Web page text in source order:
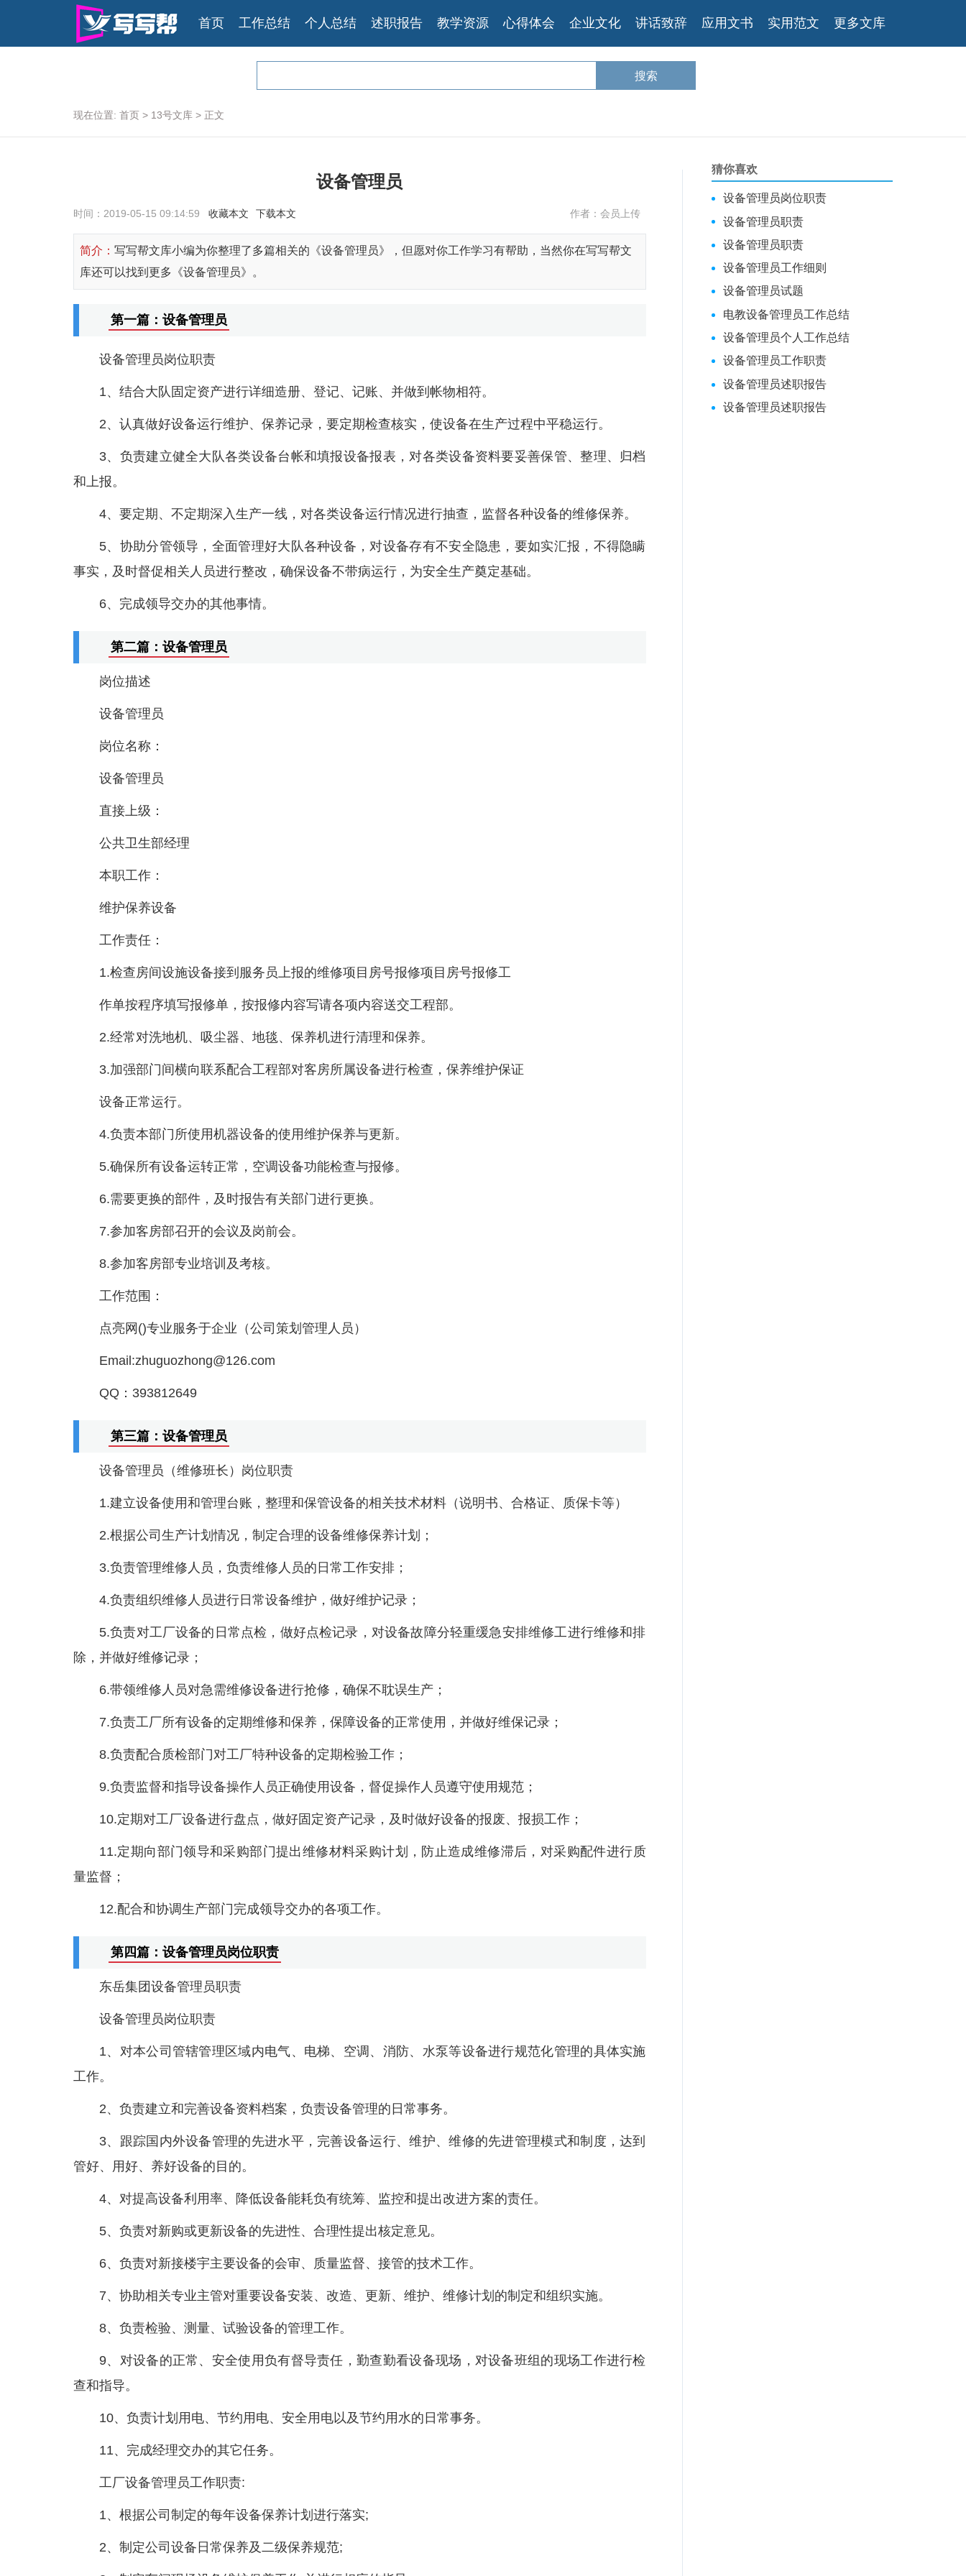
首页 工作总结 个人总结 述职报告 教学资源 心得体会 企业文化 讲话致辞 应用文书 实用范文 更多文库
现在位置: 首页 > 13号文库 > 正文
设备管理员
时间：2019-05-15 09:14:59 收藏本文 下载本文 作者：会员上传
简介： 写写帮文库小编为你整理了多篇相关的《设备管理员》，但愿对你工作学习有帮助，当然你在写写帮文
库还可以找到更多《设备管理员》。
第一篇：设备管理员
设备管理员岗位职责
1、结合大队固定资产进行详细造册、登记、记账、并做到帐物相符。
2、认真做好设备运行维护、保养记录，要定期检查核实，使设备在生产过程中平稳运行。
3、负责建立健全大队各类设备台帐和填报设备报表，对各类设备资料要妥善保管、整理、归档
和上报。
4、要定期、不定期深入生产一线，对各类设备运行情况进行抽查，监督各种设备的维修保养。
5、协助分管领导，全面管理好大队各种设备，对设备存有不安全隐患，要如实汇报，不得隐瞒
事实，及时督促相关人员进行整改，确保设备不带病运行，为安全生产奠定基础。
6、完成领导交办的其他事情。
第二篇：设备管理员
岗位描述
设备管理员
岗位名称：
设备管理员
直接上级：
公共卫生部经理
本职工作：
维护保养设备
工作责任：
1.检查房间设施设备接到服务员上报的维修项目房号报修项目房号报修工
作单按程序填写报修单，按报修内容写请各项内容送交工程部。
2.经常对洗地机、吸尘器、地毯、保养机进行清理和保养。
3.加强部门间横向联系配合工程部对客房所属设备进行检查，保养维护保证
设备正常运行。
4.负责本部门所使用机器设备的使用维护保养与更新。
5.确保所有设备运转正常，空调设备功能检查与报修。
6.需要更换的部件，及时报告有关部门进行更换。
7.参加客房部召开的会议及岗前会。
8.参加客房部专业培训及考核。
工作范围：
点亮网()专业服务于企业（公司策划管理人员）
Email:zhuguozhong@126.com
QQ：393812649
第三篇：设备管理员
设备管理员（维修班长）岗位职责
1.建立设备使用和管理台账，整理和保管设备的相关技术材料（说明书、合格证、质保卡等）
2.根据公司生产计划情况，制定合理的设备维修保养计划；
3.负责管理维修人员，负责维修人员的日常工作安排；
4.负责组织维修人员进行日常设备维护，做好维护记录；
5.负责对工厂设备的日常点检，做好点检记录，对设备故障分轻重缓急安排维修工进行维修和排
除，并做好维修记录；
6.带领维修人员对急需维修设备进行抢修，确保不耽误生产；
7.负责工厂所有设备的定期维修和保养，保障设备的正常使用，并做好维保记录；
8.负责配合质检部门对工厂特种设备的定期检验工作；
9.负责监督和指导设备操作人员正确使用设备，督促操作人员遵守使用规范；
10.定期对工厂设备进行盘点，做好固定资产记录，及时做好设备的报废、报损工作；
11.定期向部门领导和采购部门提出维修材料采购计划，防止造成维修滞后，对采购配件进行质
量监督；
12.配合和协调生产部门完成领导交办的各项工作。
第四篇：设备管理员岗位职责
东岳集团设备管理员职责
设备管理员岗位职责
1、对本公司管辖管理区域内电气、电梯、空调、消防、水泵等设备进行规范化管理的具体实施
工作。
2、负责建立和完善设备资料档案，负责设备管理的日常事务。
3、跟踪国内外设备管理的先进水平，完善设备运行、维护、维修的先进管理模式和制度，达到
管好、用好、养好设备的目的。
4、对提高设备利用率、降低设备能耗负有统筹、监控和提出改进方案的责任。
5、负责对新购或更新设备的先进性、合理性提出核定意见。
6、负责对新接楼宇主要设备的会审、质量监督、接管的技术工作。
7、协助相关专业主管对重要设备安装、改造、更新、维护、维修计划的制定和组织实施。
8、负责检验、测量、试验设备的管理工作。
9、对设备的正常、安全使用负有督导责任，勤查勤看设备现场，对设备班组的现场工作进行检
查和指导。
10、负责计划用电、节约用电、安全用电以及节约用水的日常事务。
11、完成经理交办的其它任务。
工厂设备管理员工作职责:
1、根据公司制定的每年设备保养计划进行落实;
2、制定公司设备日常保养及二级保养规范;
猜你喜欢
设备管理员岗位职责
设备管理员职责
设备管理员职责
设备管理员工作细则
设备管理员试题
电教设备管理员工作总结
设备管理员个人工作总结
设备管理员工作职责
设备管理员述职报告
设备管理员述职报告